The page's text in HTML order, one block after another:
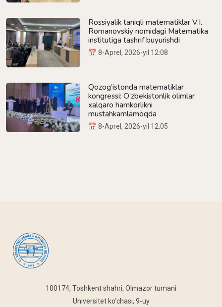
Rossiyalik taniqli matematiklar V.I.
Romanovskiy nomidagi Matematika
institutiga tashrif buyurishdi
📅 8-Aprel, 2026-yil 12:08
Qozog‘istonda matematiklar
kongressi: O‘zbekistonlik olimlar
xalqaro hamkorlikni
mustahkamlamoqda
📅 8-Aprel, 2026-yil 12:05
100174, Toshkent shahri, Olmazor tumani
Universitet ko‘chasi, 9-uy